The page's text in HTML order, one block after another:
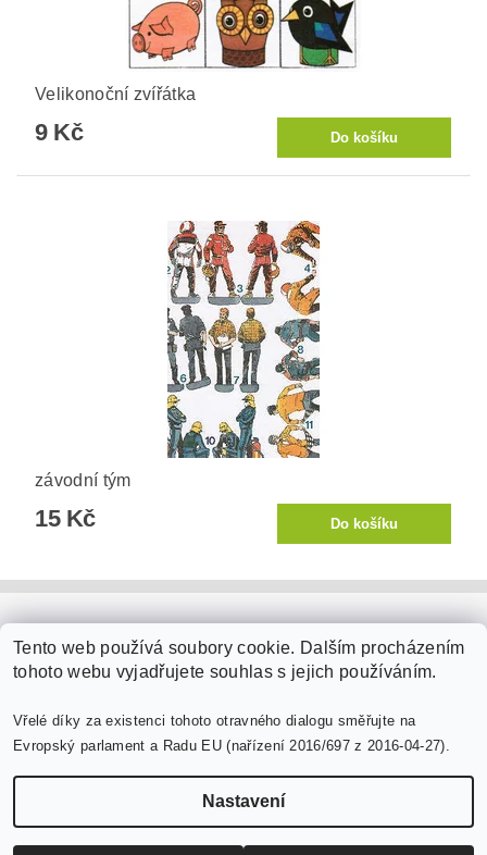
Velikonoční zvířátka
9 Kč
závodní tým
15 Kč
Vytvořil Shoptet
Tento web používá soubory cookie. Dalším procházením
tohoto webu vyjadřujete souhlas s jejich používáním.
Vřelé díky za existenci tohoto otravného dialogu směřujte na
Evropský parlament a Radu EU (nařízení 2016/697 z 2016-04-27).
Nastavení